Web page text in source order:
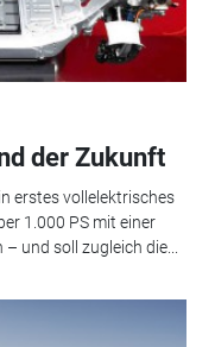
der Zukunft
erstes vollelektrisches
1.000 PS mit einer
und soll zugleich die...